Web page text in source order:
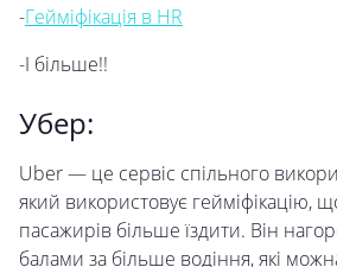
-Гейміфікація в HR
-І більше!!
Убер:
Uber — це сервіс спільного
який використовує гейміфікацію,
пасажирів більше їздити. Він
балами за більше водіння, які